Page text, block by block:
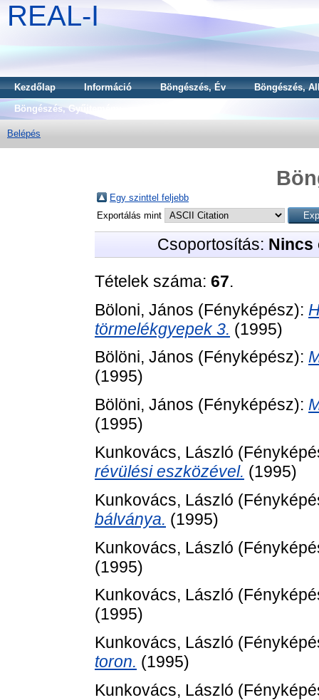
REAL-I
Kezdőlap Információ Böngészés, Év
Böngészés,
Böngészés, Gyűjtemény
Belépés
Egy szinttel feljebb
Exportálás mint
Csoportosítás: Nincs
Tételek száma: 67.
Böloni, János (Fényképész):
törmelékgyepek 3. (1995)
Bölöni, János (Fényképész):
(1995)
Bölöni, János (Fényképész):
(1995)
Kunkovács, László
révülési eszközével. (1995)
Kunkovács, László
bálványa. (1995)
Kunkovács, László
(1995)
Kunkovács, László
(1995)
Kunkovács, László
toron. (1995)
Kunkovács, László